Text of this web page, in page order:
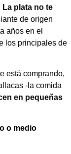
La plata no te
de origen
años en el
los principales de
está comprando,
-la comida
en pequeñas
o medio